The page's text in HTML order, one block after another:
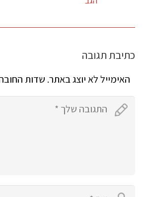
כתיבת תגובה
האימייל לא יוצג באתר. שדות